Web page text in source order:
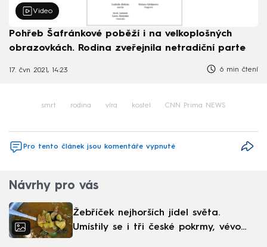
Video
Pohřeb Šafránkové poběží i na velkoplošných
obrazovkách. Rodina zveřejnila netradiční parte
17. čvn 2021, 14:23 6 min čtení
smrt rodina víra kostel CNN Prima NEWS
Pro tento článek jsou komentáře vypnuté
Návrhy pro vás
Žebříček nejhorších jídel světa.
Umístily se i tři české pokrmy, vévodí